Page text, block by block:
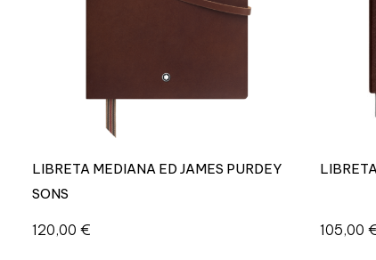
LIBRETA MEDIANA ED JAMES PURDEY
SONS
120,00 € 105,00